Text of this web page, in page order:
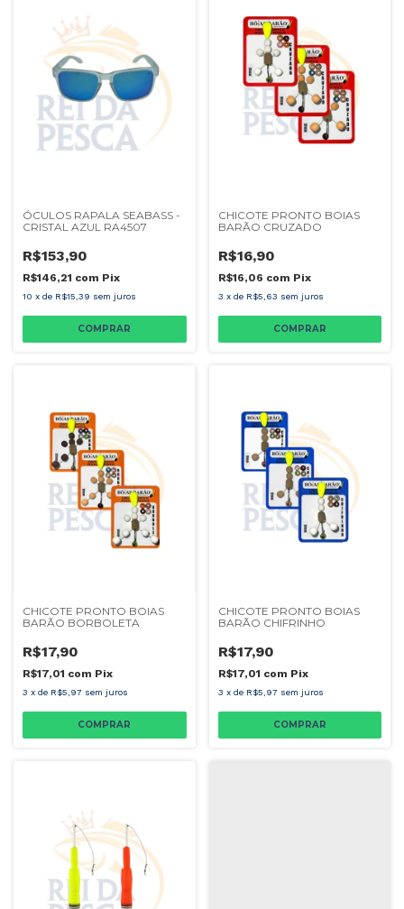
ÓCULOS RAPALA SEABASS -
CRISTAL AZUL RA4507
R$153,90
R$146,21 com Pix
10 x de R$15,39 sem juros
CHICOTE PRONTO BOIAS
BARÃO CRUZADO
R$16,90
R$16,06 com Pix
3 x de R$5,63 sem juros
COMPRAR
CHICOTE PRONTO BOIAS
BARÃO BORBOLETA
R$17,90
R$17,01 com Pix
3 x de R$5,97 sem juros
COMPRAR
CHICOTE PRONTO BOIAS
BARÃO CHIFRINHO
R$17,90
R$17,01 com Pix
3 x de R$5,97 sem juros
COMPRAR